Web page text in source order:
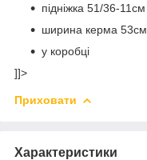
підніжка 51/36-11см
ширина керма 53см
у коробці
]]>
Приховати
Характеристики